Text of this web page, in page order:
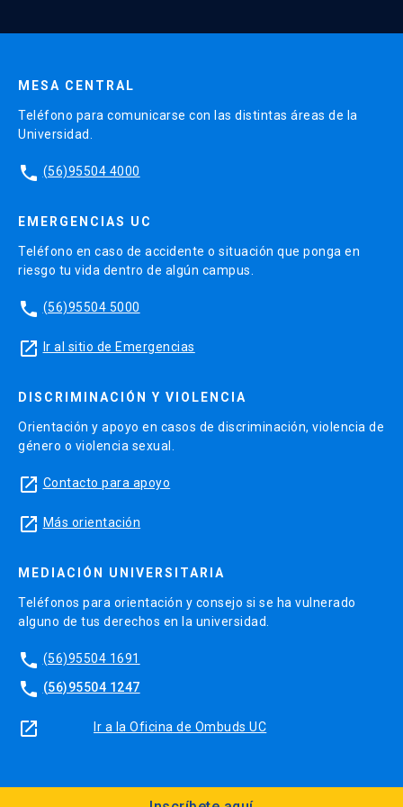
MESA CENTRAL
Teléfono para comunicarse con las distintas áreas de la
Universidad.
phone (56)95504 4000
EMERGENCIAS UC
Teléfono en caso de accidente o situación que ponga en
riesgo tu vida dentro de algún campus.
phone (56)95504 5000
launch Ir al sitio de Emergencias
DISCRIMINACIÓN Y VIOLENCIA
Orientación y apoyo en casos de discriminación, violencia de
género o violencia sexual.
launch Contacto para apoyo
launch Más orientación
MEDIACIÓN UNIVERSITARIA
Teléfonos para orientación y consejo si se ha vulnerado
alguno de tus derechos en la universidad.
phone (56)95504 1691
phone (56)95504 1247
launch Ir a la Oficina de Ombuds UC